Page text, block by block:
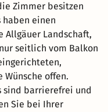
Zimmer besitzen
haben einen
Allgäuer Landschaft,
seitlich vom Balkon
offen.
sind barrierefrei und
Sie bei Ihrer